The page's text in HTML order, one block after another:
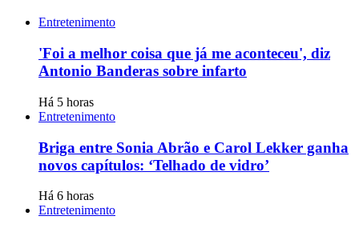
Entretenimento
'Foi a melhor coisa que já me aconteceu', diz
Antonio Banderas sobre infarto
Há 5 horas
Entretenimento
Briga entre Sonia Abrão e Carol Lekker ganha
novos capítulos: ‘Telhado de vidro’
Há 6 horas
Entretenimento